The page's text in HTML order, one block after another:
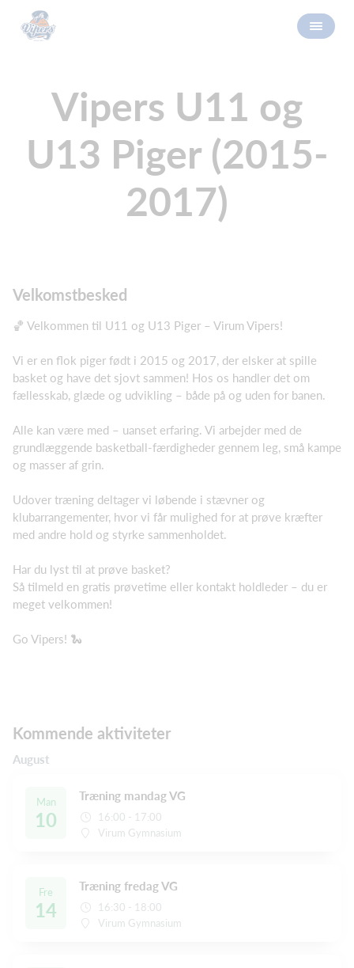
Vipers U11 og
U13 Piger (2015-
2017)
Velkomstbesked
🏀 Velkommen til U11 og U13 Piger – Virum Vipers!
Vi er en flok piger født i 2015 og 2017, der elsker at spille
basket og have det sjovt sammen! Hos os handler det om
fællesskab, glæde og udvikling – både på og uden for banen.
Alle kan være med – uanset erfaring. Vi arbejder med de
grundlæggende basketball-færdigheder gennem leg, små kampe
og masser af grin.
Udover træning deltager vi løbende i stævner og
klubarrangementer, hvor vi får mulighed for at prøve kræfter
med andre hold og styrke sammenholdet.
Har du lyst til at prøve basket?
Så tilmeld en gratis prøvetime eller kontakt holdleder – du er
meget velkommen!
Go Vipers! 🐍
Kommende aktiviteter
August
Man
10
Træning mandag VG
16:00 - 17:00
Virum Gymnasium
Fre
14
Træning fredag VG
16:30 - 18:00
Virum Gymnasium